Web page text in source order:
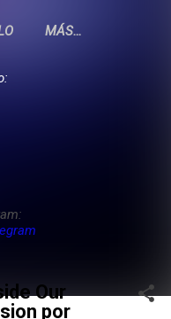
MÁS…
Our
por